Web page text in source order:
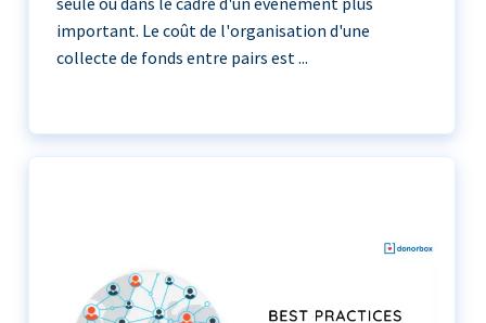
important. Le coût de l'organisation d'une
collecte de fonds entre pairs est ...